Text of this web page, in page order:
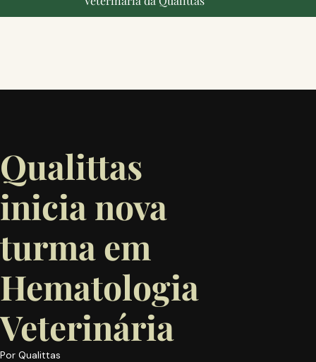
Qualittas
inicia nova
turma em
Hematologia
Veterinária
Por Qualittas